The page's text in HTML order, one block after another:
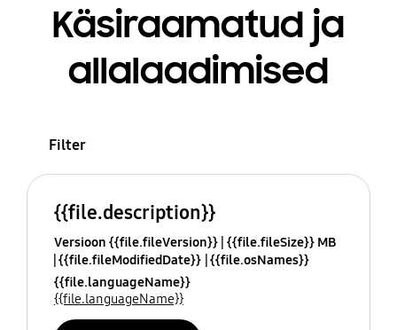
Käsiraamatud ja
allalaadimised
Filter
{{file.description}}
Versioon {{file.fileVersion}} {{file.fileSize}} MB
{{file.fileModifiedDate}} {{file.osNames}}
{{file.languageName}}
{{file.languageName}}